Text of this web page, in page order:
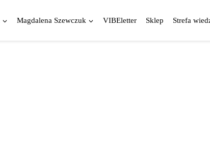
Magdalena Szewczuk VIBEletter Sklep Strefa